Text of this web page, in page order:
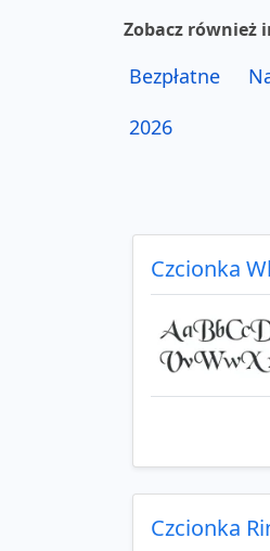
Zobacz również
Bezpłatne
2026
Czcionka
Czcionka